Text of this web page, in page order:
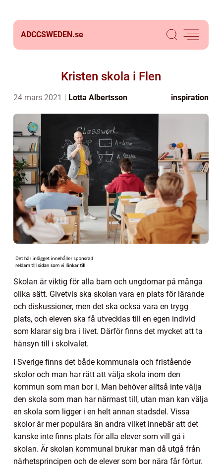
ADCCSWEDEN.se
Kristen skola i Flen
24 mars 2021 Lotta Albertsson inspiration
Skolan är viktig för alla barn och ungdomar på många
olika sätt. Givetvis ska skolan vara en plats för lärande
och diskussioner, men det ska också vara en trygg
plats, och eleven ska få utvecklas till en egen individ
som klarar sig bra i livet. Därför finns det mycket att ta
hänsyn till i skolvalet.
I Sverige finns det både kommunala och fristående
skolor och man har rätt att välja skola inom den
kommun som man bor i. Man behöver alltså inte välja
den skola som man har närmast till, utan man kan välja
en skola som ligger i en helt annan stadsdel. Vissa
skolor är mer populära än andra vilket innebär att det
kanske inte finns plats för alla elever som vill gå i
skolan. Är skolan kommunal brukar man då utgå från
närhetsprincipen och de elever som bor nära får förtur.